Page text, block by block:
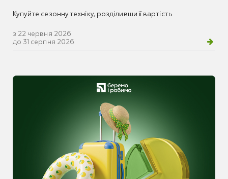
Купуйте сезонну техніку, розділивши її вартість
з 22 червня 2026
до 31 серпня 2026